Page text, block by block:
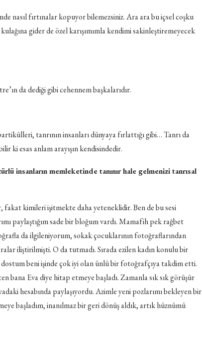
nasıl fırtınalar kopuyor bilemezsiniz. Ara ara bu içsel coşku
gider de özel karışımımla kendimi sakinleştiremeyecek
da dediği gibi cehennem başkalarıdır.
tanrının insanları dünyaya fırlattığı gibi… Tanrı da
ki esas anlam arayışın kendisindedir.
insanların memleketinde tanınır hale gelmenizi tanrısal
fakat kimileri işitmekte daha yeteneklidir. Ben de bu sesi
paylaştığım sade bir bloğum vardı. Mamafih pek rağbet
da ilgileniyorum, sokak çocuklarının fotoğraflarından
iliştirilmişti. O da tutmadı. Sırada ezilen kadın konulu bir
beni işinde çok iyi olan ünlü bir fotoğrafçıya takdim etti.
Eva diye hitap etmeye başladı. Zamanla sık sık görüşür
hesabında paylaşıyordu. Azimle yeni pozlarımı bekleyen bir
başladım, inanılmaz bir geri dönüş aldık, artık hüznümü